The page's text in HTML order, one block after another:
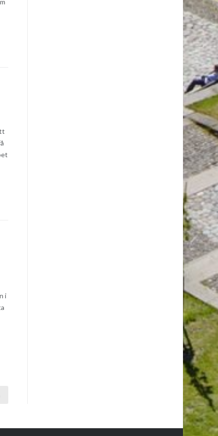
i